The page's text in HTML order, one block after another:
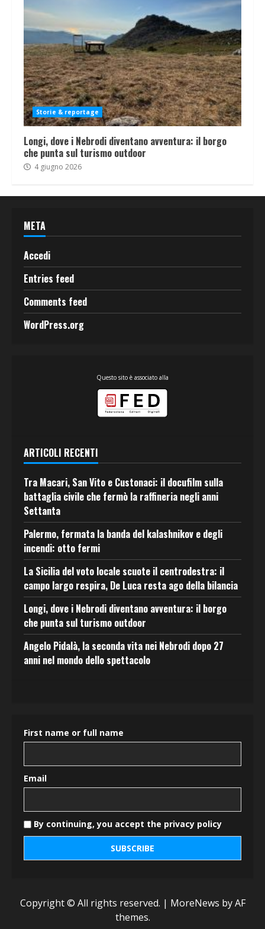
Storie & reportage
Longi, dove i Nebrodi diventano avventura: il borgo
che punta sul turismo outdoor
4 giugno 2026
META
Accedi
Entries feed
Comments feed
WordPress.org
Questo sito è associato alla
ARTICOLI RECENTI
Tra Macari, San Vito e Custonaci: il docufilm sulla
battaglia civile che fermò la raffineria negli anni
Settanta
Palermo, fermata la banda del kalashnikov e degli
incendi: otto fermi
La Sicilia del voto locale scuote il centrodestra: il
campo largo respira, De Luca resta ago della bilancia
Longi, dove i Nebrodi diventano avventura: il borgo
che punta sul turismo outdoor
Angelo Pidalà, la seconda vita nei Nebrodi dopo 27
anni nel mondo dello spettacolo
First name or full name
Email
By continuing, you accept the privacy policy
Copyright © All rights reserved. | MoreNews by AF
themes.